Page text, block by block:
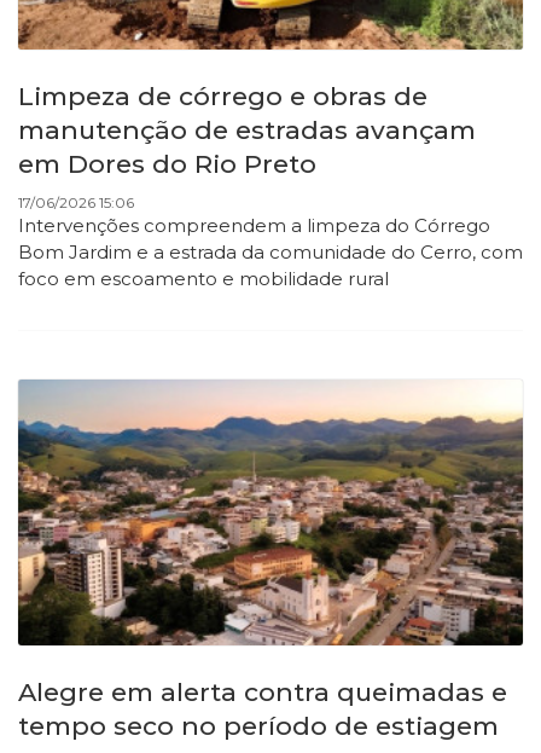
Limpeza de córrego e obras de
manutenção de estradas avançam
em Dores do Rio Preto
17/06/2026 15:06
Intervenções compreendem a limpeza do Córrego
Bom Jardim e a estrada da comunidade do Cerro, com
foco em escoamento e mobilidade rural
Alegre em alerta contra queimadas e
tempo seco no período de estiagem